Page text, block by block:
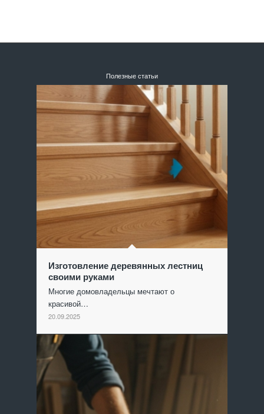
Полезные статьи
Изготовление деревянных лестниц
своими руками
Многие домовладельцы мечтают о
красивой…
20.09.2025